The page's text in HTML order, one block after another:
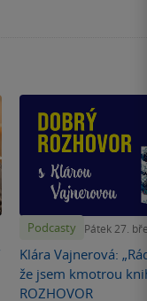
Podcasty Pátek 27.
Klára Vajnerová:
že jsem kmotrou
ROZHOVOR